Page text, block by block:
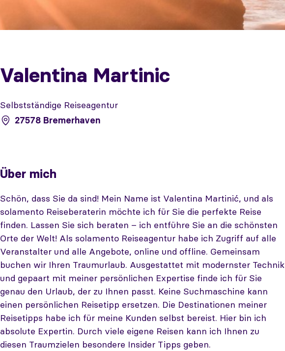
Valentina Martinic
Selbstständige Reiseagentur
27578 Bremerhaven
Über mich
Schön, dass Sie da sind! Mein Name ist Valentina Martinić, und als
solamento Reiseberaterin möchte ich für Sie die perfekte Reise
finden. Lassen Sie sich beraten – ich entführe Sie an die schönsten
Orte der Welt! Als solamento Reiseagentur habe ich Zugriff auf alle
Veranstalter und alle Angebote, online und offline. Gemeinsam
buchen wir Ihren Traumurlaub. Ausgestattet mit modernster Technik
und gepaart mit meiner persönlichen Expertise finde ich für Sie
genau den Urlaub, der zu Ihnen passt. Keine Suchmaschine kann
einen persönlichen Reisetipp ersetzen. Die Destinationen meiner
Reisetipps habe ich für meine Kunden selbst bereist. Hier bin ich
absolute Expertin. Durch viele eigene Reisen kann ich Ihnen zu
diesen Traumzielen besondere Insider Tipps geben.